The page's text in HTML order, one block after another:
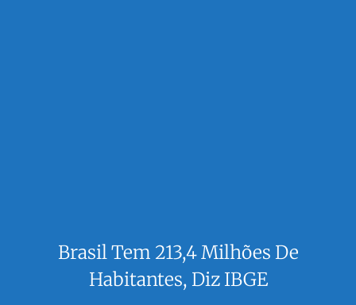
Brasil Tem 213,4 Milhões De
Habitantes, Diz IBGE